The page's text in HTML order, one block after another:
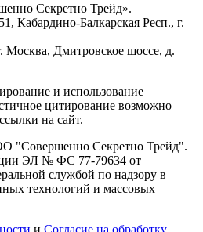
Секретно Трейд».
Кабардино-Балкарская Респ., г.
Москва, Дмитровское шоссе, д.
и использование
цитирование возможно
на сайт.
"Совершенно Секретно Трейд".
ЭЛ № ФС 77-79634 от
службой по надзору в
технологий и массовых
и Согласие на обработку